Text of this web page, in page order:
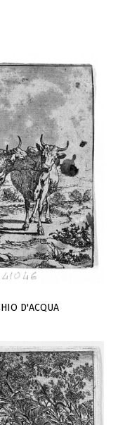
D'ACQUA